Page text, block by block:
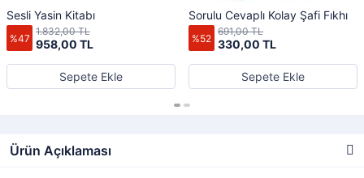
Sesli Yasin Kitabı
%47 958,00 TL
1.832,00 TL
Sepete Ekle
Sorulu Cevaplı Kolay Şafi Fıkhı
%52 330,00 TL
691,00 TL
Sepete Ekle
Ürün Açıklaması